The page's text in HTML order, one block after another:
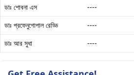
ডাঃ শোবনা এস
----
ডাঃ প্রফেনুগোপাল রেড্ডি
----
ডাঃ আর সুধা
----